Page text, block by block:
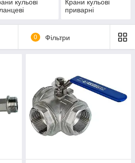
кульові
Крани кульові
приварні
0 Фільтри